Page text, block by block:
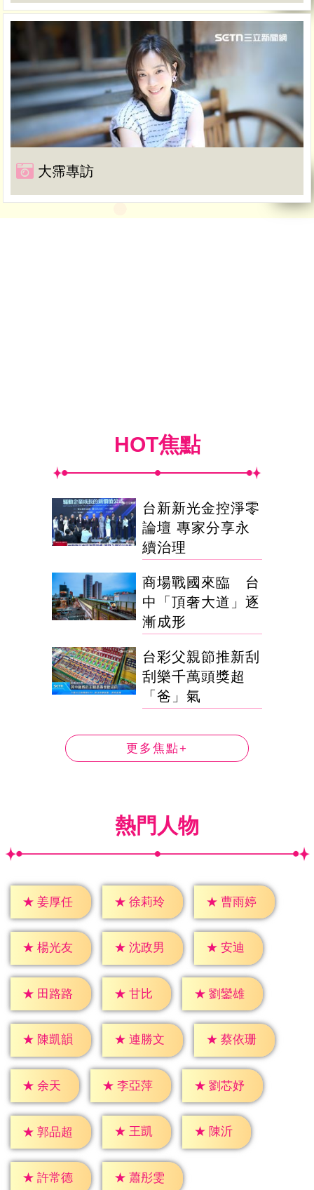
大霈專訪
HOT焦點
台新新光金控淨零
論壇 專家分享永
續治理
商場戰國來臨 台
中「頂奢大道」逐
漸成形
台彩父親節推新刮
刮樂千萬頭獎超
「爸」氣
更多焦點+
熱門人物
★ 姜厚任 ★ 徐莉玲 ★ 曹雨婷
★ 楊光友 ★ 沈政男 ★ 安迪
★ 田路路 ★ 甘比 ★ 劉鑾雄
★ 陳凱韻 ★ 連勝文 ★ 蔡依珊
★ 余天 ★ 李亞萍 ★ 劉芯妤
★ 郭品超 ★ 王凱 ★ 陳沂
★ 許常德 ★ 蕭彤雯